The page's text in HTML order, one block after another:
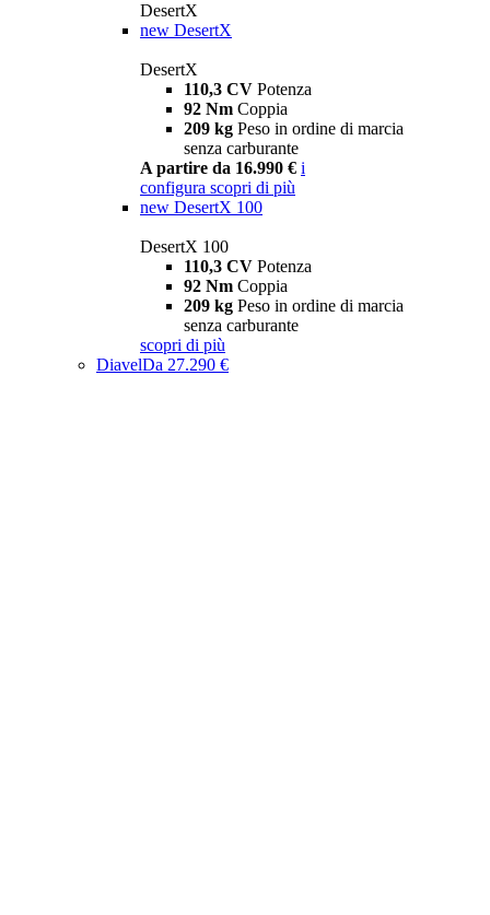
DesertX
new DesertX
DesertX
110,3 CV Potenza
92 Nm Coppia
209 kg Peso in ordine di marcia
senza carburante
A partire da 16.990 € i
configura scopri di più
new DesertX 100
DesertX 100
110,3 CV Potenza
92 Nm Coppia
209 kg Peso in ordine di marcia
senza carburante
scopri di più
DiavelDa 27.290 €